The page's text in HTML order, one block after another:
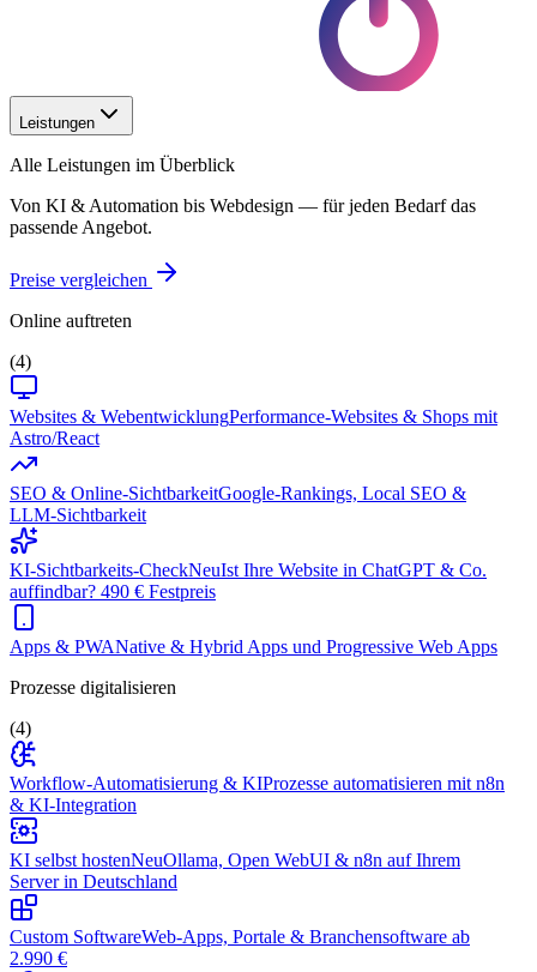
Leistungen
Alle Leistungen im Überblick
Von KI & Automation bis Webdesign — für jeden Bedarf das
passende Angebot.
Preise vergleichen
Online auftreten
(4)
Websites & WebentwicklungPerformance-Websites & Shops mit
Astro/React
SEO & Online-SichtbarkeitGoogle-Rankings, Local SEO &
LLM-Sichtbarkeit
KI-Sichtbarkeits-CheckNeuIst Ihre Website in ChatGPT & Co.
auffindbar? 490 € Festpreis
Apps & PWANative & Hybrid Apps und Progressive Web Apps
Prozesse digitalisieren
(4)
Workflow-Automatisierung & KIProzesse automatisieren mit n8n
& KI-Integration
KI selbst hostenNeuOllama, Open WebUI & n8n auf Ihrem
Server in Deutschland
Custom SoftwareWeb-Apps, Portale & Branchensoftware ab
2.990 €